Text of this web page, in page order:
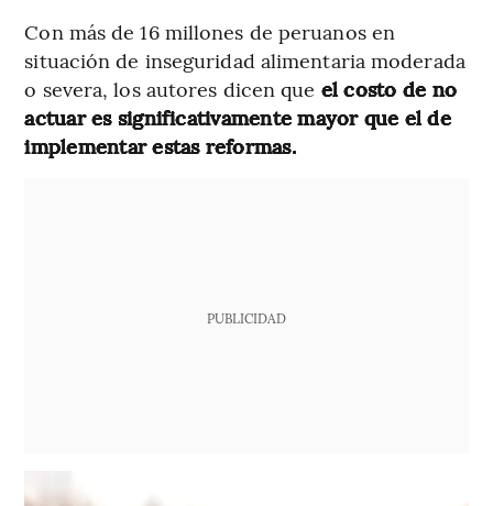
Con más de 16 millones de peruanos en
situación de inseguridad alimentaria moderada
o severa, los autores dicen que el costo de no
actuar es significativamente mayor que el de
implementar estas reformas.
PUBLICIDAD